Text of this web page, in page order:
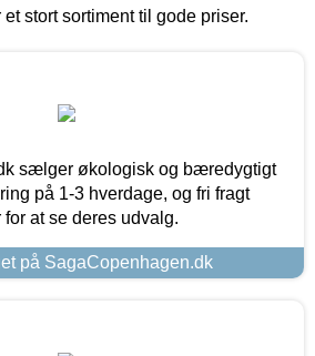
stort sortiment til gode priser.
sælger økologisk og bæredygtigt
på 1-3 hverdage, og fri fragt
at se deres udvalg.
på SagaCopenhagen.dk